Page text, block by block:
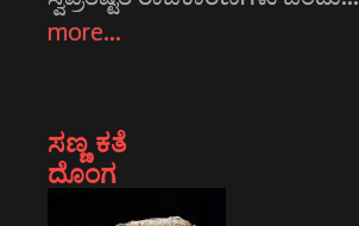
more…
ಸಣ್ಣ ಕತೆ
ದೊಂಗ